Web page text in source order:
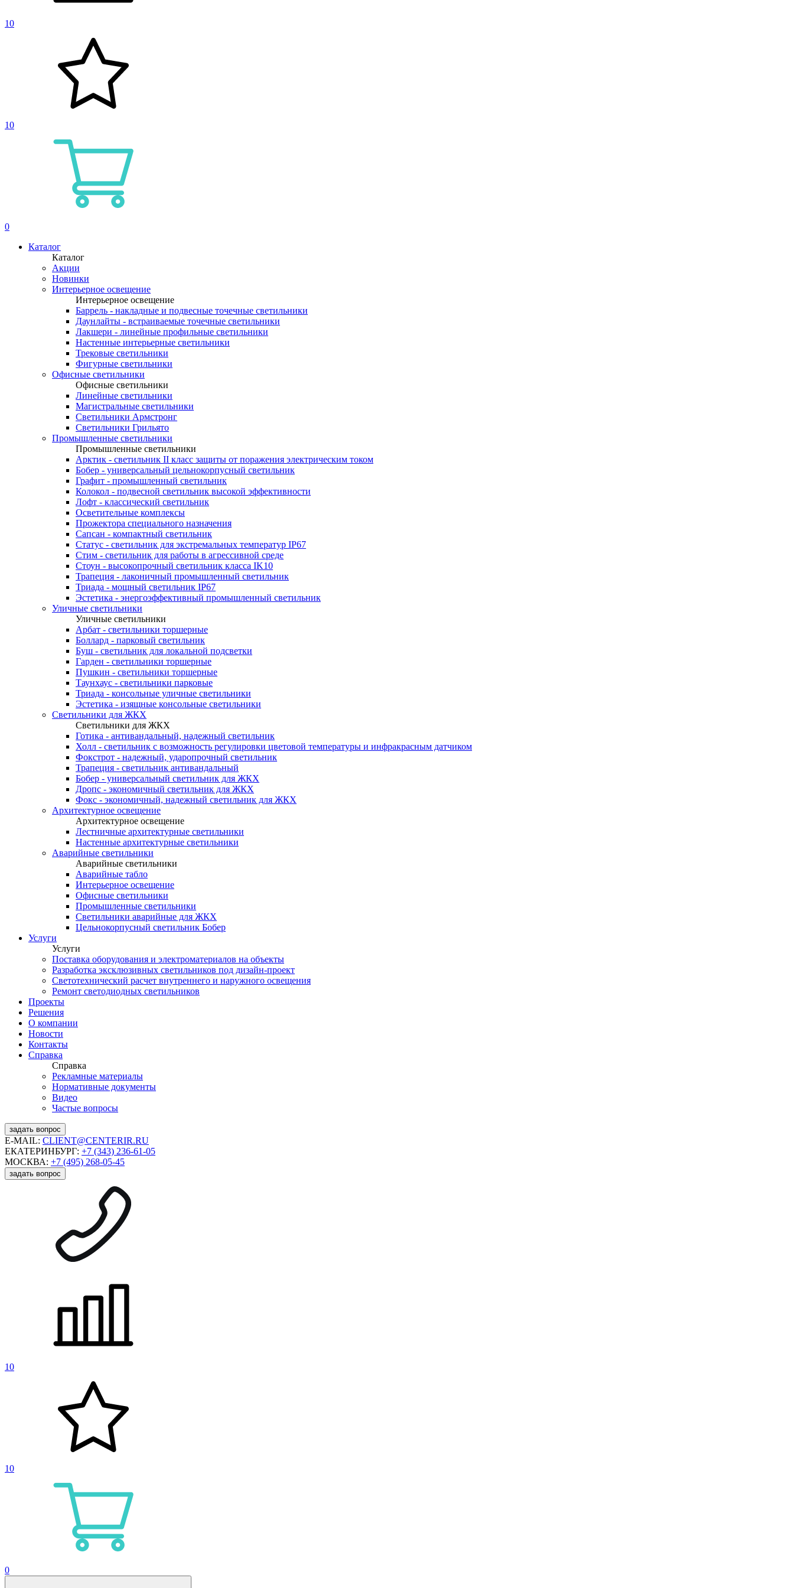
10
10
0
Каталог
Каталог
Акции
Новинки
Интерьерное освещение
Интерьерное освещение
Баррель - накладные и подвесные точечные светильники
Даунлайты - встраиваемые точечные светильники
Лакшери - линейные профильные светильники
Настенные интерьерные светильники
Трековые светильники
Фигурные светильники
Офисные светильники
Офисные светильники
Линейные светильники
Магистральные светильники
Светильники Армстронг
Светильники Грильято
Промышленные светильники
Промышленные светильники
Арктик - светильник II класс защиты от поражения электрическим током
Бобер - универсальный цельнокорпусный светильник
Графит - промышленный светильник
Колокол - подвесной светильник высокой эффективности
Лофт - классический светильник
Осветительные комплексы
Прожектора специального назначения
Сапсан - компактный светильник
Статус - светильник для экстремальных температур IP67
Стим - светильник для работы в агрессивной среде
Стоун - высокопрочный светильник класса IK10
Трапеция - лаконичный промышленный светильник
Триада - мощный светильник IP67
Эстетика - энергоэффективный промышленный светильник
Уличные светильники
Уличные светильники
Арбат - светильники торшерные
Боллард - парковый светильник
Буш - светильник для локальной подсветки
Гарден - светильники торшерные
Пушкин - светильники торшерные
Таунхаус - светильники парковые
Триада - консольные уличные светильники
Эстетика - изящные консольные светильники
Светильники для ЖКХ
Светильники для ЖКХ
Готика - антивандальный, надежный светильник
Холл - светильник с возможность регулировки цветовой температуры и инфракрасным датчиком
Фокстрот - надежный, ударопрочный светильник
Трапеция - светильник антивандальный
Бобер - универсальный светильник для ЖКХ
Дропс - экономичный светильник для ЖКХ
Фокс - экономичный, надежный светильник для ЖКХ
Архитектурное освещение
Архитектурное освещение
Лестничные архитектурные светильники
Настенные архитектурные светильники
Аварийные светильники
Аварийные светильники
Аварийные табло
Интерьерное освещение
Офисные светильники
Промышленные светильники
Светильники аварийные для ЖКХ
Цельнокорпусный светильник Бобер
Услуги
Услуги
Поставка оборудования и электроматериалов на объекты
Разработка эксклюзивных светильников под дизайн-проект
Светотехнический расчет внутреннего и наружного освещения
Ремонт светодиодных светильников
Проекты
Решения
О компании
Новости
Контакты
Справка
Справка
Рекламные материалы
Нормативные документы
Видео
Частые вопросы
задать вопрос
E-MAIL: CLIENT@CENTERIR.RU
ЕКАТЕРИНБУРГ: +7 (343) 236-61-05
МОСКВА: +7 (495) 268-05-45
задать вопрос
10
10
0